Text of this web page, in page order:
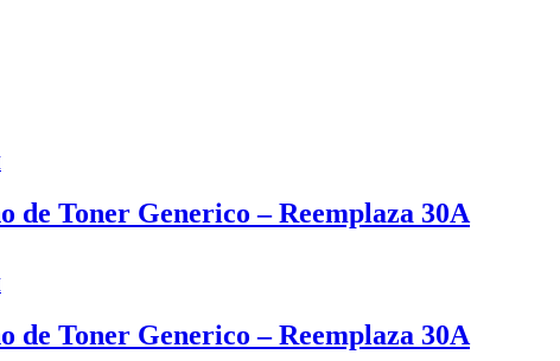
de Toner Generico – Reemplaza 30A
de Toner Generico – Reemplaza 30A